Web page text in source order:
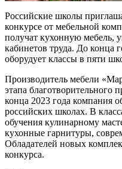
Российские школы
конкурсе от мебельной
получат кухонную мебель,
кабинетов труда. До конца
оборудует классы в пяти
Производитель мебели
этапа благотворительного
конца 2023 года компания
российских школах. В
обучения кулинарному
кухонные гарнитуры,
Обладателей новых
конкурса.